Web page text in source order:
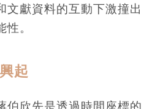
文獻資料的互動下激撞出
。
起
伯欣先是透過時間座標的